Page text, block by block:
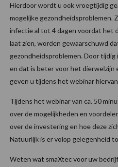
Hierdoor wordt u ook vroegtijdig
mogelijke gezondheidsproblemen.
infectie al tot 4 dagen voordat het
laat zien, worden gewaarschuwd
gezondheidsproblemen. Door
en dat is beter voor het dierwelzijn
geven u tijdens het webinar
Tijdens het webinar van ca. 50
over de mogelijkheden en
over de investering en hoe deze
Natuurlijk is er volop gelegenheid
Weten wat smaXtec voor uw